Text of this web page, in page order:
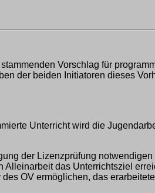
Vorschlag für
der beiden Initiatoren dieses
Unterricht wird die
der Lizenzprüfung
das Unterrichtsziel
OV ermöglichen, das